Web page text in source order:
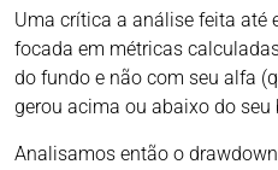
Uma crítica a análise feita até
focada em métricas
do fundo e não com seu alfa
gerou acima ou abaixo do seu
Analisamos então o